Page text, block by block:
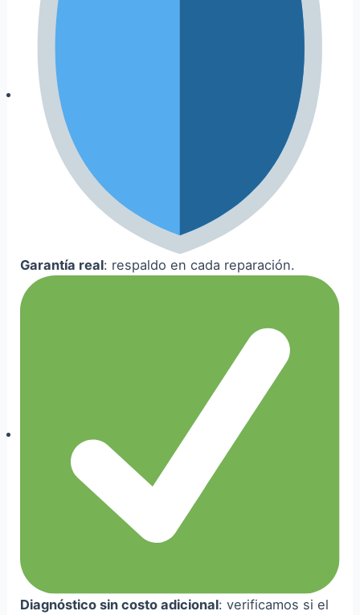
Garantía real: respaldo en cada reparación.
Diagnóstico sin costo adicional: verificamos si el